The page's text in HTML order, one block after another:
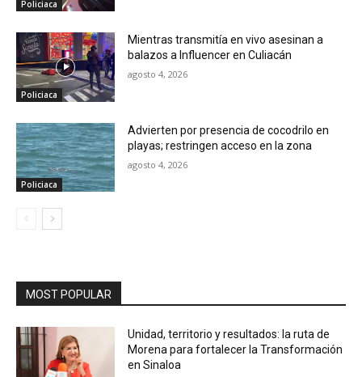
Policiaca
Policiaca
Mientras transmitía en vivo asesinan a
balazos a Influencer en Culiacán
agosto 4, 2026
Policiaca
Advierten por presencia de cocodrilo en
playas; restringen acceso en la zona
agosto 4, 2026
MOST POPULAR
Unidad, territorio y resultados: la ruta de
Morena para fortalecer la Transformación
en Sinaloa